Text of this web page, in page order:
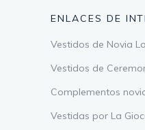
ENLACES DE
Vestidos de Novia
Vestidos de
Complementos
Vestidas por La